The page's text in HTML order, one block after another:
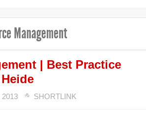
Management
| Best Practice
2013 SHORTLINK